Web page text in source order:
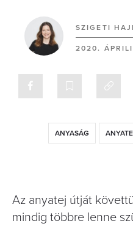
SZIGETI
2020.
ANYASÁG
Az anyatej útját
mindig többre lenne